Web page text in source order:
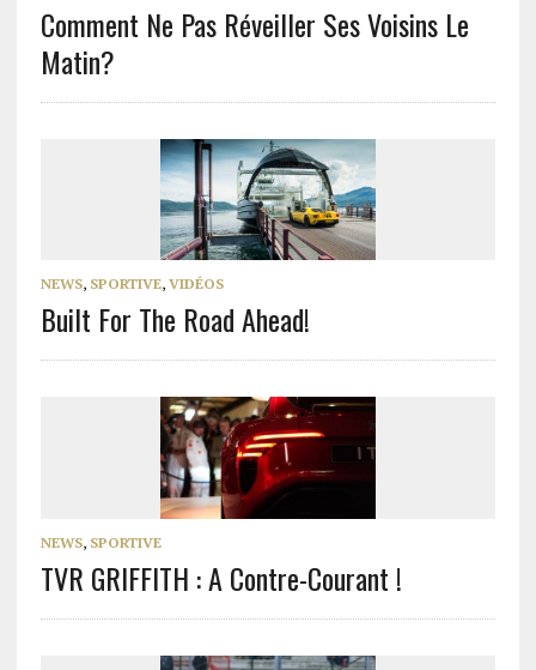
Comment Ne Pas Réveiller Ses Voisins Le
Matin?
NEWS, SPORTIVE, VIDÉOS
Built For The Road Ahead!
NEWS, SPORTIVE
TVR GRIFFITH : A Contre-Courant !